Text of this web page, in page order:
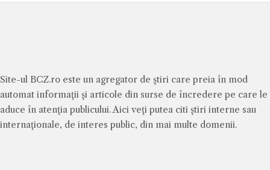
Site-ul BCZ.ro este un agregator de ştiri care preia în mod
automat informaţii şi articole din surse de încredere pe care le
aduce în atenţia publicului. Aici veţi putea citi ştiri interne sau
internaţionale, de interes public, din mai multe domenii.